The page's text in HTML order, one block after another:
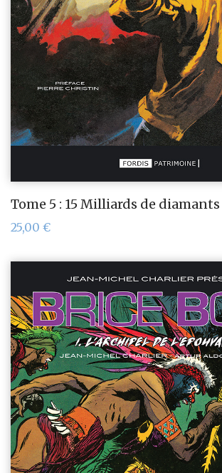
Tome 5 : 15 Milliards de diamants
25,00 €